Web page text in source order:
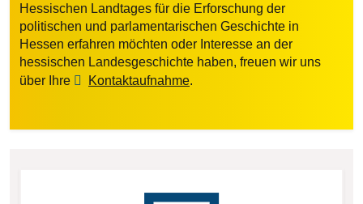
Hessischen Landtages für die Erforschung der
politischen und parlamentarischen Geschichte in
Hessen erfahren möchten oder Interesse an der
hessischen Landesgeschichte haben, freuen wir uns
über Ihre
Kontaktaufnahme.